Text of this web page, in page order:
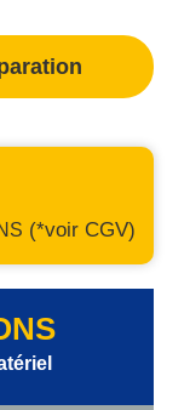
(*voir CGV)